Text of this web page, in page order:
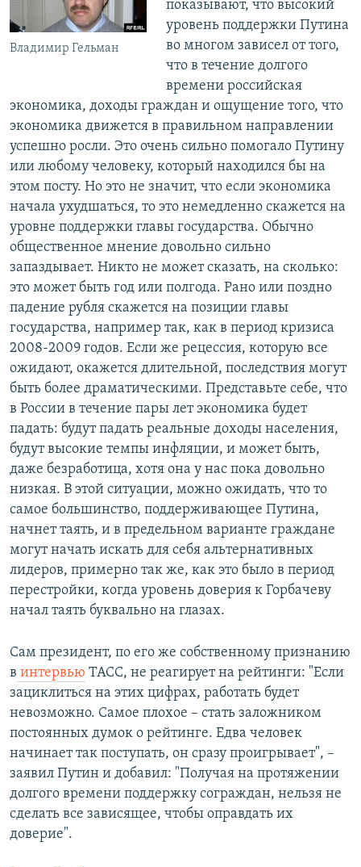
Владимир Гельман
показывают, что высокий
уровень поддержки Путина
во многом зависел от того,
что в течение долгого
времени российская
экономика, доходы граждан и ощущение того, что
экономика движется в правильном направлении
успешно росли. Это очень сильно помогало Путину
или любому человеку, который находился бы на
этом посту. Но это не значит, что если экономика
начала ухудшаться, то это немедленно скажется на
уровне поддержки главы государства. Обычно
общественное мнение довольно сильно
запаздывает. Никто не может сказать, на сколько:
это может быть год или полгода. Рано или поздно
падение рубля скажется на позиции главы
государства, например так, как в период кризиса
2008-2009 годов. Если же рецессия, которую все
ожидают, окажется длительной, последствия могут
быть более драматическими. Представьте себе, что
в России в течение пары лет экономика будет
падать: будут падать реальные доходы населения,
будут высокие темпы инфляции, и может быть,
даже безработица, хотя она у нас пока довольно
низкая. В этой ситуации, можно ожидать, что то
самое большинство, поддерживающее Путина,
начнет таять, и в предельном варианте граждане
могут начать искать для себя альтернативных
лидеров, примерно так же, как это было в период
перестройки, когда уровень доверия к Горбачеву
начал таять буквально на глазах.
Сам президент, по его же собственному признанию
в интервью ТАСС, не реагирует на рейтинги: "Если
зациклиться на этих цифрах, работать будет
невозможно. Самое плохое – стать заложником
постоянных думок о рейтинге. Едва человек
начинает так поступать, он сразу проигрывает", –
заявил Путин и добавил: "Получая на протяжении
долгого времени поддержку сограждан, нельзя не
сделать все зависящее, чтобы оправдать их
доверие".